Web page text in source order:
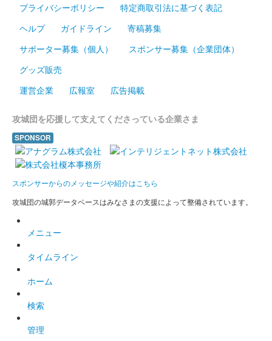
プライバシーポリシー
特定商取引法に基づく表記
ヘルプ
ガイドライン
寄稿募集
サポーター募集（個人）
スポンサー募集（企業団体）
グッズ販売
運営企業
広報室 広告掲載
攻城団を応援して支えてくださっている企業さま
SPONSOR
スポンサーからのメッセージや紹介はこちら
攻城団の城郭データベースはみなさまの支援によって整備されています。
メニュー
タイムライン
ホーム
検索
管理